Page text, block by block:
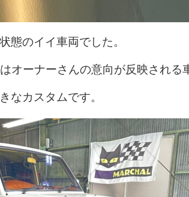
態のイイ車両でした。
オーナーさんの意向が反映される
なカスタムです。